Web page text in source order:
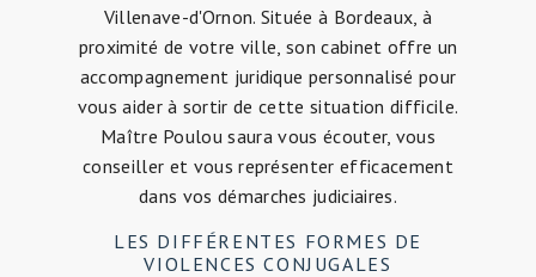
Villenave-d'Ornon. Située à Bordeaux, à
proximité de votre ville, son cabinet offre un
accompagnement juridique personnalisé pour
vous aider à sortir de cette situation difficile.
Maître Poulou saura vous écouter, vous
conseiller et vous représenter efficacement
dans vos démarches judiciaires.
LES DIFFÉRENTES FORMES DE
VIOLENCES CONJUGALES